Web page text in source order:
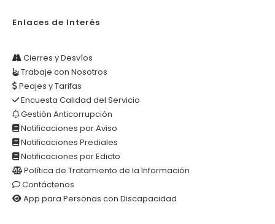
Enlaces de Interés
Cierres y Desvíos
Trabaje con Nosotros
Peajes y Tarifas
Encuesta Calidad del Servicio
Gestión Anticorrupción
Notificaciones por Aviso
Notificaciones Prediales
Notificaciones por Edicto
Política de Tratamiento de la Información
Contáctenos
App para Personas con Discapacidad